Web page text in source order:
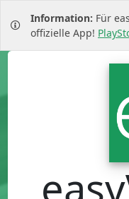
Information: Für
offizielle App!
easy